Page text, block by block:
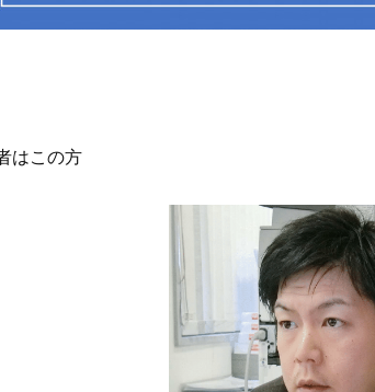
はこの方